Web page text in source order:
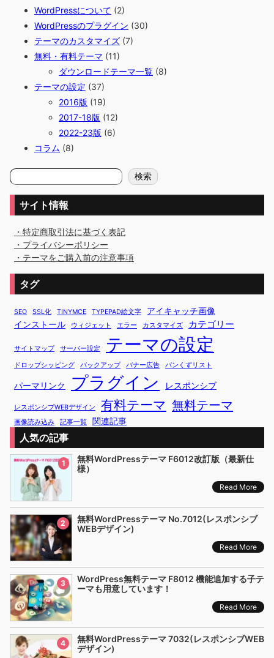
WordPressについて (2)
WordPressのプラグイン (30)
テーマのカスタマイズ (7)
無料・有料テーマ (11)
ダウンロードテーマ一覧 (8)
テーマの設定 (37)
2016版 (19)
2017-18版 (12)
2022-23版 (6)
コラム (8)
検
索
検索
サイト情報
・特定商取引法に基づく表記
・プライバシーポリシー
・テーマをご購入前の注意事項
タグ
SEO SSL化 TINYMCE TYPEPAD絵文字
アイキャッチ画像
インストール
ウィジェット エラー カスタマイズ カテゴリー
サイトマップ サーバー設定 テーマの設定
ドロップシッピング バックアップ バナー広告 パンくずリスト
パーマリンク プラグイン レスポンシブ
レスポンシブWEBデザイン 有料テーマ 無料テーマ
画像読み込み 記事一覧 関連記事
人気の記事
1
無料WordPressテーマ F6012改訂版（最新仕
様）
Read More
2
無料WordPressテーマ No.7012(レスポンシブ
WEBデザイン)
Read More
3
WordPress無料テーマ F8012 機能追加する子テ
ーマも用意しています！
Read More
4
無料WordPressテーマ 7032(レスポンシブWEB
デザイン)